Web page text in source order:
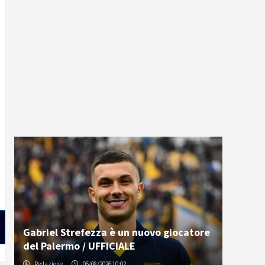
Gabriel Strefezza è un nuovo giocatore
del Palermo / UFFICIALE